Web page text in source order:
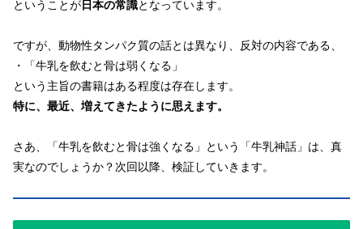
ということが日本の常識となっています。
ですが、動物性タンパク質の話とは異なり、反対の内容である、
・「牛乳を飲むと骨は弱くなる」
という主旨の書籍はある程度は存在します。
特に、最近、増えてきたように思えます。
さあ、「牛乳を飲むと骨は強くなる」という「牛乳神話」は、真
実なのでしょうか？次回以降、検証していきます。